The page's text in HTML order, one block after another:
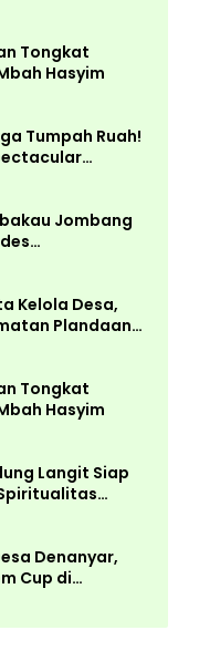
Tongkat
Hasyim
Tumpah Ruah!
Jadi Pesta
Jombang
dan Disperta
Kelola Desa,
Plandaan
Aparatur
Tongkat
Hasyim
Langit Siap
Denanyar,
Cup di
Cetak Bibit